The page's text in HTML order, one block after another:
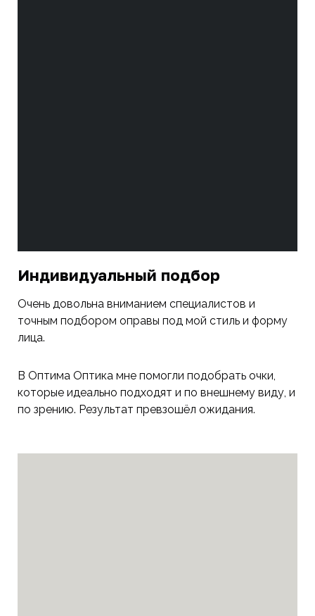
Индивидуальный подбор
Очень довольна вниманием специалистов и
точным подбором оправы под мой стиль и форму
лица.
В Оптима Оптика мне помогли подобрать очки,
которые идеально подходят и по внешнему виду, и
по зрению. Результат превзошёл ожидания.